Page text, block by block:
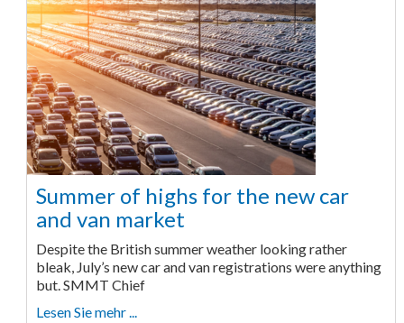
Summer of highs for the new car
and van market
Despite the British summer weather looking rather
bleak, July’s new car and van registrations were anything
but. SMMT Chief
Lesen Sie mehr ...